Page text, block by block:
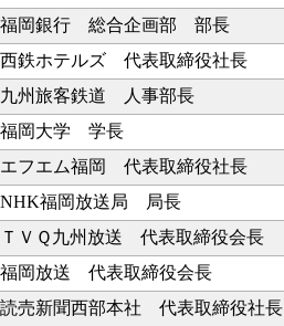
福岡銀行 総合企画部 部長
西鉄ホテルズ 代表取締役社長
九州旅客鉄道 人事部長
福岡大学 学長
エフエム福岡 代表取締役社長
NHK福岡放送局 局長
ＴＶＱ九州放送 代表取締役会長
福岡放送 代表取締役会長
読売新聞西部本社 代表取締役社長